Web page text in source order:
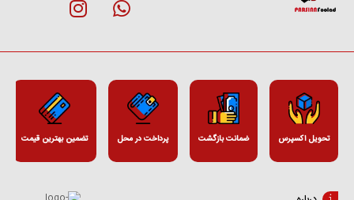
تحویل اکسپرس ضمانت بازگشت پرداخت در محل تضمین بهترین قیمت